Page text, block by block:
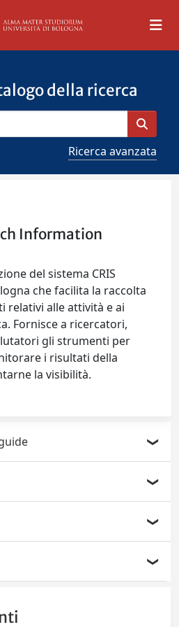
della ricerca
Ricerca avanzata
Information
del sistema CRIS
che facilita la raccolta
relativi alle attività e ai
Fornisce a ricercatori,
gli strumenti per
i risultati della
la visibilità.
IR (Intranet)
(Intranet)
e Progetti (AP)
(RM)
Missione-Public
della ricerca